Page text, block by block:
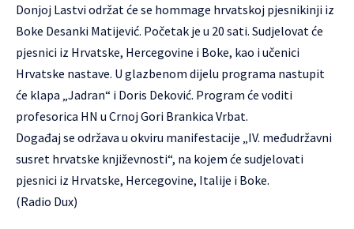
Donjoj Lastvi održat će se hommage hrvatskoj pjesnikinji iz
Boke Desanki Matijević. Početak je u 20 sati. Sudjelovat će
pjesnici iz Hrvatske, Hercegovine i Boke, kao i učenici
Hrvatske nastave. U glazbenom dijelu programa nastupit
će klapa „Jadran“ i Doris Deković. Program će voditi
profesorica HN u Crnoj Gori Brankica Vrbat.
Događaj se održava u okviru manifestacije „IV. međudržavni
susret hrvatske književnosti“, na kojem će sudjelovati
pjesnici iz Hrvatske, Hercegovine, Italije i Boke.
(Radio Dux)